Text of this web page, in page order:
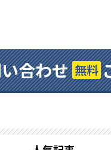
合わせ無料